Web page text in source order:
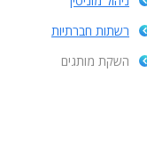
רשתות חברתיות
השקת מותגים